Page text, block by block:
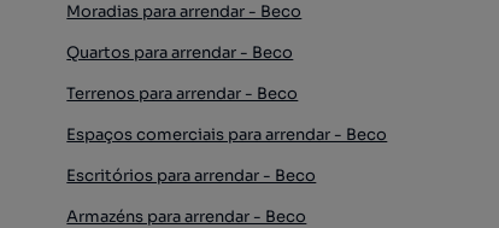
Moradias para arrendar - Beco
Quartos para arrendar - Beco
Terrenos para arrendar - Beco
Espaços comerciais para arrendar - Beco
Escritórios para arrendar - Beco
Armazéns para arrendar - Beco